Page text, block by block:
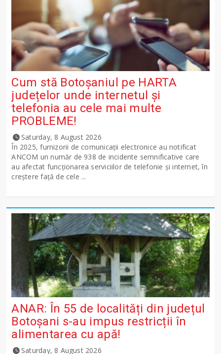
Cum stă Botoșaniul pe HARTA
județelor unde internetul și
telefonia au cele mai multe
PROBLEME!
Saturday, 8 August 2026
În 2025, furnizorii de comunicații electronice au notificat
ANCOM un număr de 938 de incidente semnificative care
au afectat funcționarea serviciilor de telefonie și internet, în
creștere față de cele ...
ANAR: În 55 de localități din județul
Botoșani s-au impus restricții în
alimentarea cu apă!
Saturday, 8 August 2026